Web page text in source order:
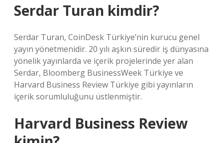
Serdar Turan kimdir?
Serdar Turan, CoinDesk Türkiye’nin kurucu genel
yayın yönetmenidir. 20 yılı aşkın süredir iş dünyasına
yönelik yayınlarda ve içerik projelerinde yer alan
Serdar, Bloomberg BusinessWeek Türkiye ve
Harvard Business Review Türkiye gibi yayınların
içerik sorumluluğunu üstlenmiştir.
Harvard Business Review